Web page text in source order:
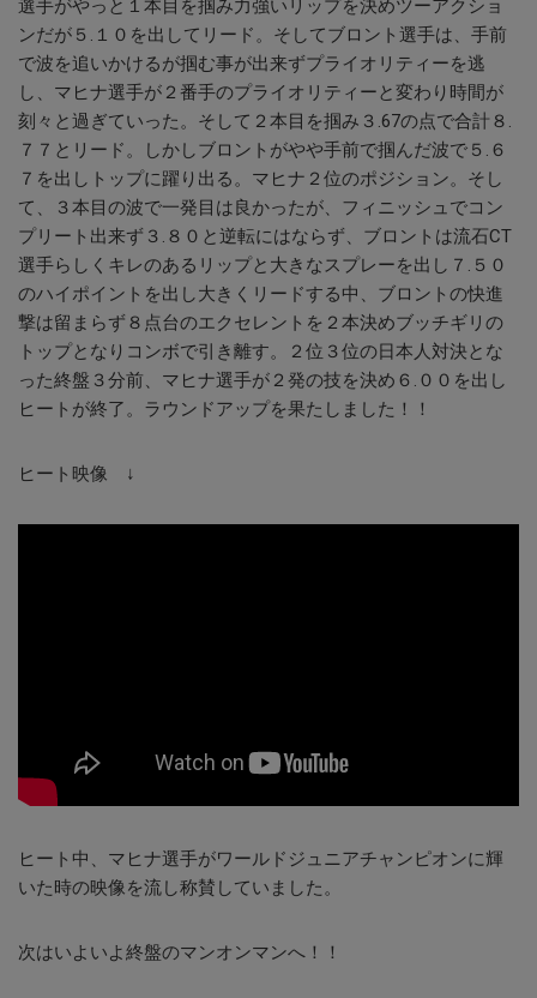
選手がやっと１本目を掴み力強いリップを決めツーアクショ
ンだが５.１０を出してリード。そしてブロント選手は、手前
で波を追いかけるが掴む事が出来ずプライオリティーを逃
し、マヒナ選手が２番手のプライオリティーと変わり時間が
刻々と過ぎていった。そして２本目を掴み３.67の点で合計８.
７７とリード。しかしブロントがやや手前で掴んだ波で５.６
７を出しトップに躍り出る。マヒナ２位のポジション。そし
て、３本目の波で一発目は良かったが、フィニッシュでコン
プリート出来ず３.８０と逆転にはならず、ブロントは流石CT
選手らしくキレのあるリップと大きなスプレーを出し７.５０
のハイポイントを出し大きくリードする中、ブロントの快進
撃は留まらず８点台のエクセレントを２本決めブッチギリの
トップとなりコンボで引き離す。２位３位の日本人対決とな
った終盤３分前、マヒナ選手が２発の技を決め６.００を出し
ヒートが終了。ラウンドアップを果たしました！！
ヒート映像 ↓
ヒート中、マヒナ選手がワールドジュニアチャンピオンに輝
いた時の映像を流し称賛していました。
次はいよいよ終盤のマンオンマンへ！！